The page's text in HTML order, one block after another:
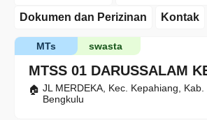
Dokumen dan Perizinan
Kontak
MTSS 01 DARUSSALAM
swasta
MTs
JL MERDEKA, Kec. Kepahiang, Kab.
Bengkulu